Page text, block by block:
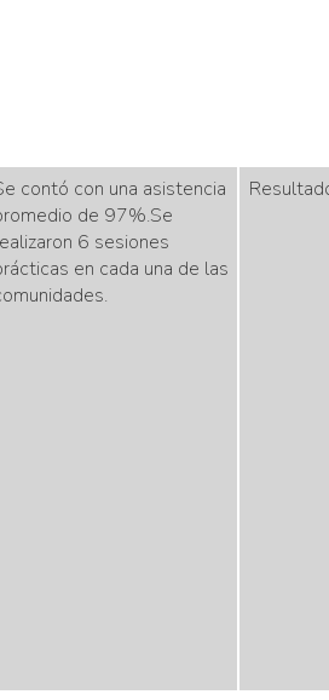
contó con una asistencia
de 97%.Se
6 sesiones
en cada una de las